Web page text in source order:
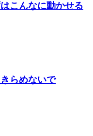
こんなに動かせる
らめないで